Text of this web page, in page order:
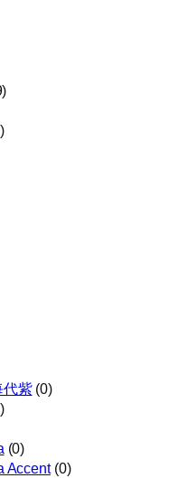
代紫(0)
(0)
Accent(0)